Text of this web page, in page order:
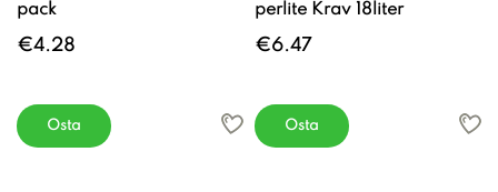
pack
€4.28
Osta
perlite Krav 18liter
€6.47
Osta